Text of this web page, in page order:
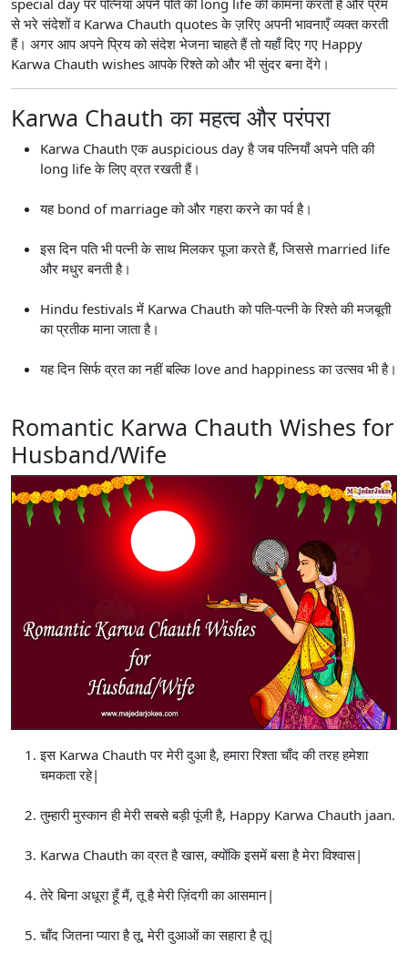
से भरे संदेशों व Karwa Chauth quotes के ज़रिए अपनी भावनाएँ व्यक्त करती
हैं। अगर आप अपने प्रिय को संदेश भेजना चाहते हैं तो यहाँ दिए गए Happy
Karwa Chauth wishes आपके रिश्ते को और भी सुंदर बना देंगे।
Karwa Chauth का महत्व और परंपरा
Karwa Chauth एक auspicious day है जब पत्नियाँ अपने पति की
long life के लिए व्रत रखती हैं।
यह bond of marriage को और गहरा करने का पर्व है।
इस दिन पति भी पत्नी के साथ मिलकर पूजा करते हैं, जिससे married life
और मधुर बनती है।
Hindu festivals में Karwa Chauth को पति-पत्नी के रिश्ते की मजबूती
का प्रतीक माना जाता है।
यह दिन सिर्फ व्रत का नहीं बल्कि love and happiness का उत्सव भी है।
Romantic Karwa Chauth Wishes for
Husband/Wife
इस Karwa Chauth पर मेरी दुआ है, हमारा रिश्ता चाँद की तरह हमेशा
चमकता रहे|
तुम्हारी मुस्कान ही मेरी सबसे बड़ी पूंजी है, Happy Karwa Chauth jaan.
Karwa Chauth का व्रत है खास, क्योंकि इसमें बसा है मेरा विश्वास|
तेरे बिना अधूरा हूँ मैं, तू है मेरी ज़िंदगी का आसमान|
चाँद जितना प्यारा है तू, मेरी दुआओं का सहारा है तू|